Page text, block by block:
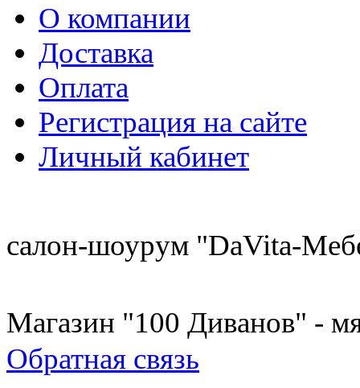
О компании
Доставка
Оплата
Регистрация на сайте
Личный кабинет
салон-шоурум "DaVita-
Магазин "100 Диванов" -
Обратная связь